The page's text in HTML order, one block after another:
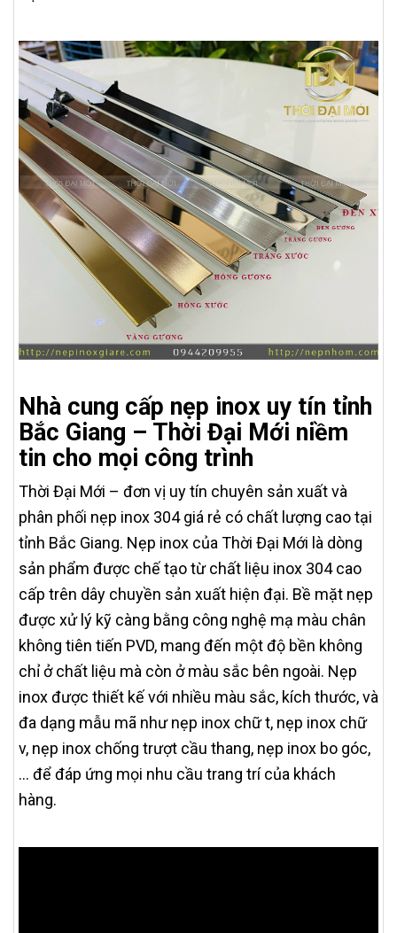
Nhà cung cấp nẹp inox uy tín tỉnh
Bắc Giang – Thời Đại Mới niềm
tin cho mọi công trình
Thời Đại Mới – đơn vị uy tín chuyên sản xuất và
phân phối nẹp inox 304 giá rẻ có chất lượng cao tại
tỉnh Bắc Giang. Nẹp inox của Thời Đại Mới là dòng
sản phẩm được chế tạo từ chất liệu inox 304 cao
cấp trên dây chuyền sản xuất hiện đại. Bề mặt nẹp
được xử lý kỹ càng bằng công nghệ mạ màu chân
không tiên tiến PVD, mang đến một độ bền không
chỉ ở chất liệu mà còn ở màu sắc bên ngoài. Nẹp
inox được thiết kế với nhiều màu sắc, kích thước, và
đa dạng mẫu mã như nẹp inox chữ t, nẹp inox chữ
v, nẹp inox chống trượt cầu thang, nẹp inox bo góc,
… để đáp ứng mọi nhu cầu trang trí của khách
hàng.